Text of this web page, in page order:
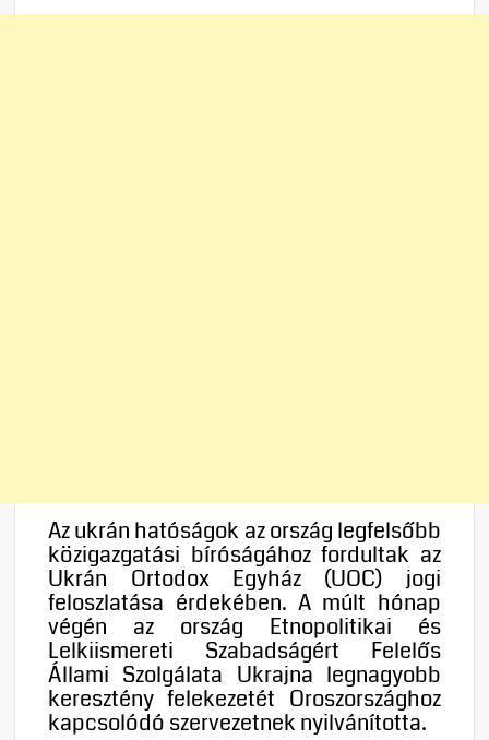
Az ukrán hatóságok az ország legfelsőbb
közigazgatási bíróságához fordultak az
Ukrán Ortodox Egyház (UOC) jogi
feloszlatása érdekében. A múlt hónap
végén az ország Etnopolitikai és
Lelkiismereti Szabadságért Felelős
Állami Szolgálata Ukrajna legnagyobb
keresztény felekezetét Oroszországhoz
kapcsolódó szervezetnek nyilvánította.